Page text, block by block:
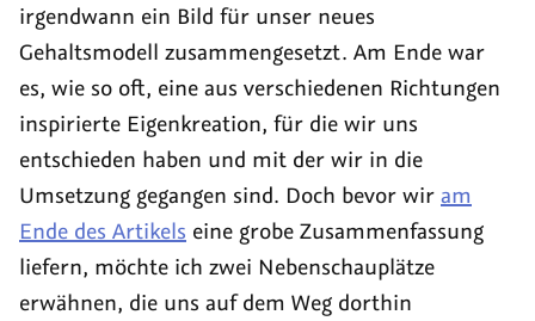
irgendwann ein Bild für unser neues
Gehaltsmodell zusammengesetzt. Am Ende war
es, wie so oft, eine aus verschiedenen Richtungen
inspirierte Eigenkreation, für die wir uns
entschieden haben und mit der wir in die
Umsetzung gegangen sind. Doch bevor wir am
Ende des Artikels eine grobe Zusammenfassung
liefern, möchte ich zwei Nebenschauplätze
erwähnen, die uns auf dem Weg dorthin